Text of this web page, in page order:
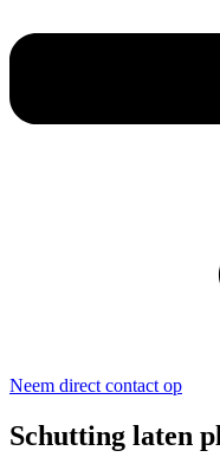
Neem direct contact op
Schutting laten